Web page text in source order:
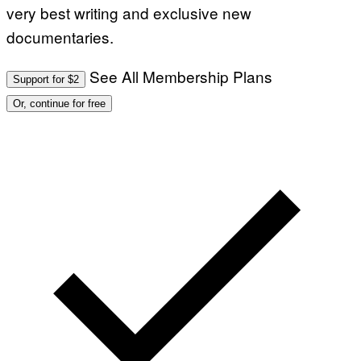
very best writing and exclusive new
documentaries.
Support for $2 See All Membership Plans
Or, continue for free